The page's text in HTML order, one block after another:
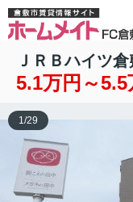
ＪＲＢハイツ
5.1万円～5.5
1/29